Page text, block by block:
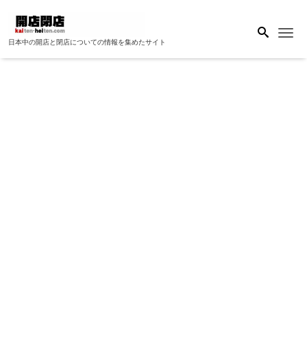
日本中の開店と閉店についての情報を集めたサイト